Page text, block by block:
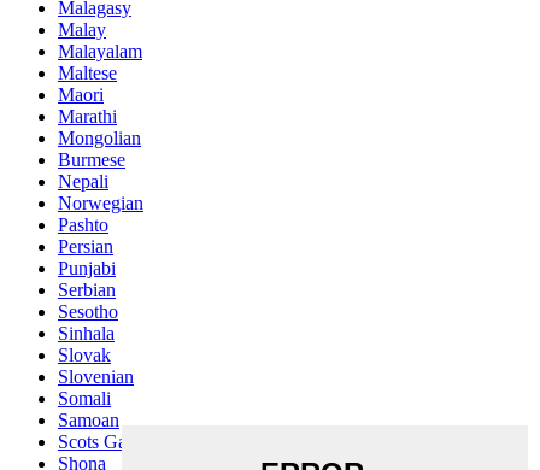
Malagasy
Malay
Malayalam
Maltese
Maori
Marathi
Mongolian
Burmese
Nepali
Norwegian
Pashto
Persian
Punjabi
Serbian
Sesotho
Sinhala
Slovak
Slovenian
Somali
Samoan
Scots Gaelic
Shona